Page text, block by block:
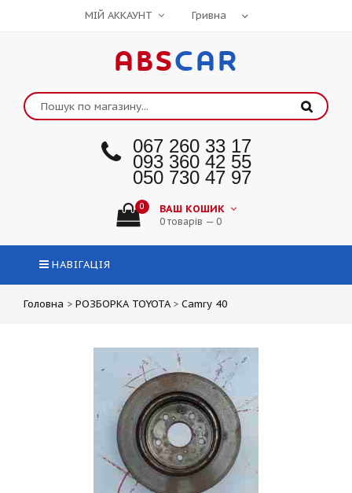
МІЙ АККАУНТ
ABSCAR
067 260 33 17
093 360 42 55
050 730 47 97
0 ВАШ КОШИК
0 товарів — 0
НАВІГАЦІЯ
Головна > РОЗБОРКА TOYOTA > Camry 40